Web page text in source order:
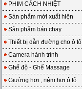
PHIM CÁCH NHIỆT
Sản phẩm mới xuất hiện
Sản phẩm bán chạy
Thiết bị dẫn đường cho ô tô
Camera hành trình
Ghế độ - Ghế Massage
Giường hơi , nệm hơi ô tô